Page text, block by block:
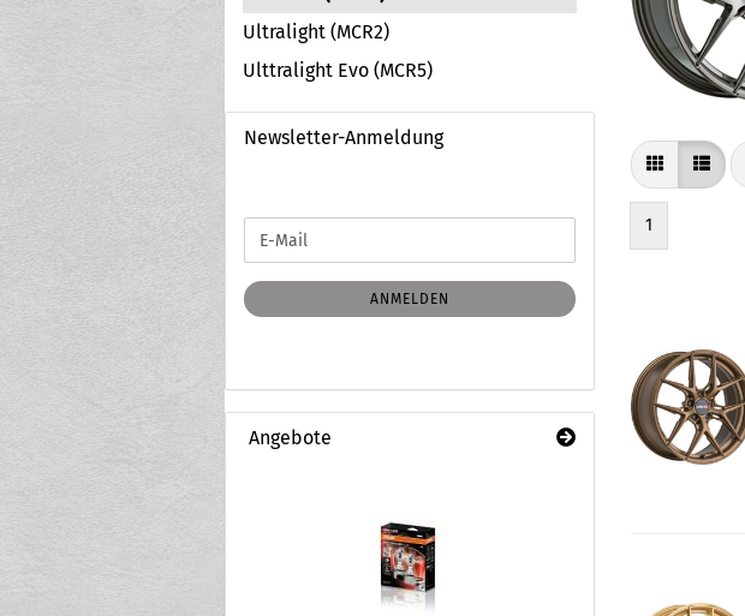
1
Ultralight (MCR2)
Ulttralight Evo (MCR5)
Newsletter-Anmeldung
ZUR
ANMELDUNG
E-
Mail
ANMELDEN
Angebote